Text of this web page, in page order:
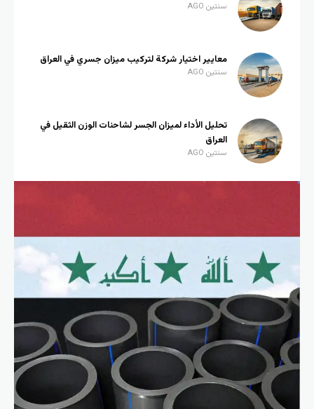
سنتين AGO
معايير اختيار شركة لتركيب ميزان جسري في العراق
سنتين AGO
تحليل الأداء لميزان الجسر لشاحنات الوزن الثقيل في
العراق
سنتين AGO